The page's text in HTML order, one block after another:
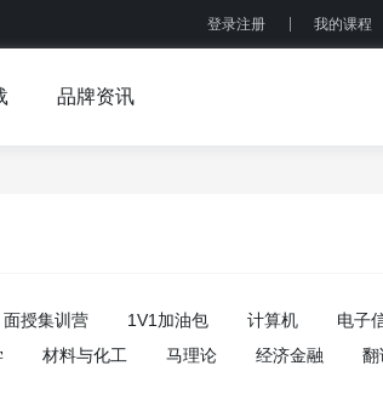
登录注册 我的课程
品牌资讯
面授集训营 1V1加油包 计算机 电子
材料与化工 马理论 经济金融 翻